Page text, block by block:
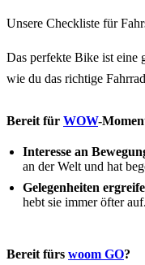
Unsere Checkliste für
Das perfekte Bike ist eine
wie du das richtige
Bereit für WOW-
Interesse an
an der Welt und hat
Gelegenheiten
hebt sie immer öfter auf.
Bereit fürs woom GO?